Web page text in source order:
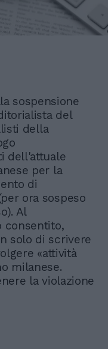
sospensione
del
della
dell'attuale
per la
di
ora sospeso
Al
consentito,
solo di scrivere
«attività
milanese.
la violazione